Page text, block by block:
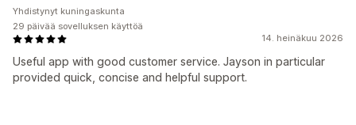
14. heinäkuu 2026
Useful app with good customer service. Jayson in particular
provided quick, concise and helpful support.
Yhdistynyt kuningaskunta
29 päivää sovelluksen käyttöä